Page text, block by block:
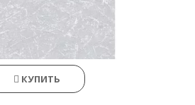
КУПИТЬ